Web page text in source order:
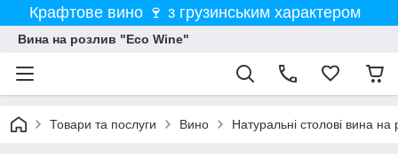
Крафтове вино 🍷 з грузинським характером
Вина на розлив "Eco Wine"
Товари та послуги Вино Натуральні столові вина на